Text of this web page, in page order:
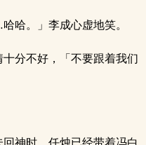
哈。」李成心虚地笑。
分不好，「不要跟着我们
神时，任烛已经带着冯白